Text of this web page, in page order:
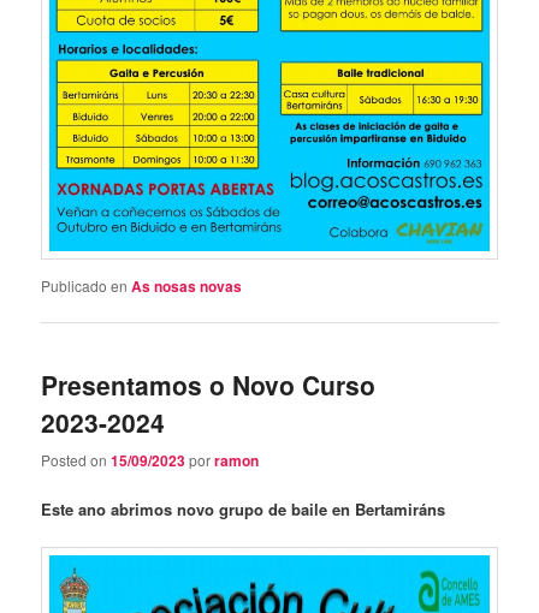
Publicado en As nosas novas
Presentamos o Novo Curso
2023-2024
Posted on15/09/2023porramon
Este ano abrimos novo grupo de baile en Bertamiráns